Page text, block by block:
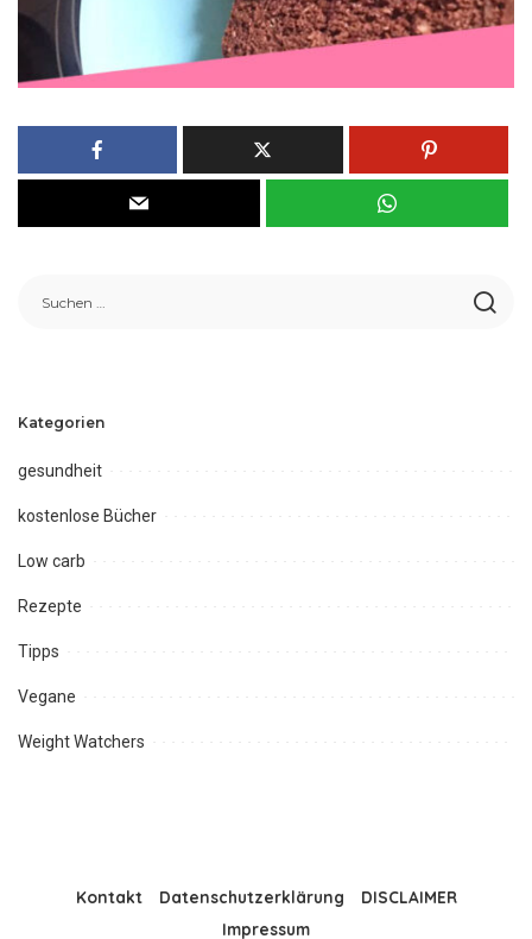
Kategorien
gesundheit
kostenlose Bücher
Low carb
Rezepte
Tipps
Vegane
Weight Watchers
Kontakt Datenschutzerklärung
DISCLAIMER
Impressum